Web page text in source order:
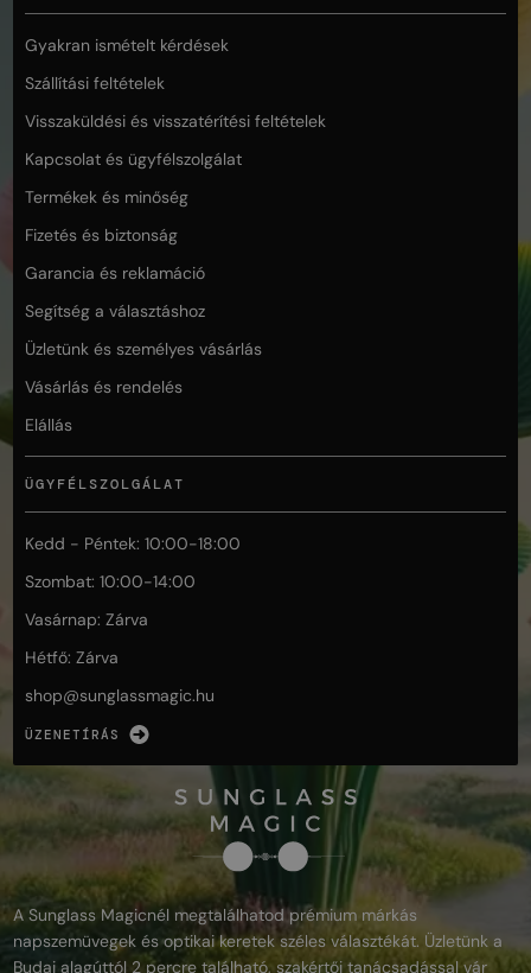
Gyakran ismételt kérdések
Szállítási feltételek
Visszaküldési és visszatérítési feltételek
Kapcsolat és ügyfélszolgálat
Termékek és minőség
Fizetés és biztonság
Garancia és reklamáció
Segítség a választáshoz
Üzletünk és személyes vásárlás
Vásárlás és rendelés
Elállás
ÜGYFÉLSZOLGÁLAT
Kedd - Péntek: 10:00-18:00
Szombat: 10:00-14:00
Vasárnap: Zárva
Hétfő: Zárva
shop@sunglassmagic.hu
ÜZENETÍRÁS
A Sunglass Magicnél megtalálhatod prémium márkás
napszemüvegek és optikai keretek széles választékát. Üzletünk a
Budai alagúttól 2 percre található, szakértői tanácsadással vár